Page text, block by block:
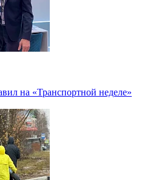
на «Транспортной неделе»